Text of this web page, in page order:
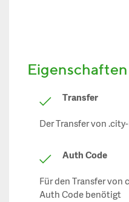
Transfer
Der Transfer von
Auth Code
Für den Transfer von
Auth Code benötigt